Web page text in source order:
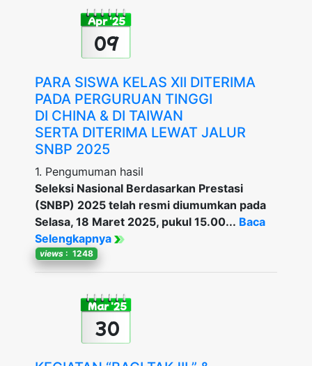
Apr '25
09
PARA SISWA KELAS XII DITERIMA
PADA PERGURUAN TINGGI
DI CHINA & DI TAIWAN
SERTA DITERIMA LEWAT JALUR
SNBP 2025
1. Pengumuman hasil
Seleksi Nasional Berdasarkan Prestasi
(SNBP) 2025 telah resmi diumumkan pada
Selasa, 18 Maret 2025, pukul 15.00... Baca
Selengkapnya
views : 1248
Mar '25
30